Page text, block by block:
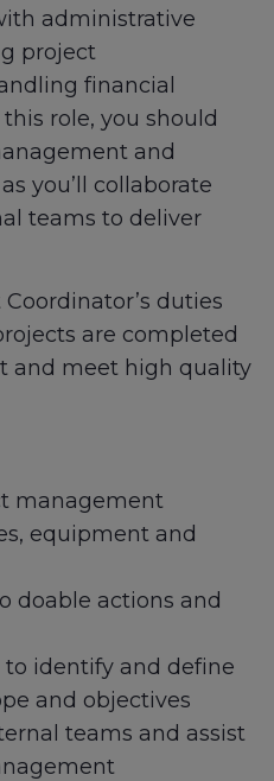
administrative
project
financial
role, you should
and
you’ll collaborate
teams to deliver
duties
are completed
and meet high quality
management
equipment and
doable actions and
identify and define
and objectives
teams and assist